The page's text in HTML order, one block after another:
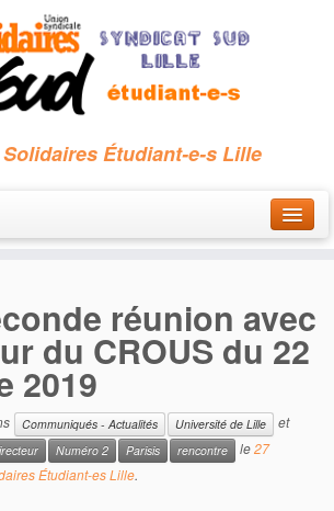
Étudiant-e-s Lille
Qui sommes-nous ?
Nous contacter
réunion avec
du CROUS du 22
2019
Communiqués - Actualités Université de Lille
et
Numéro 2 Parisis rencontre le27
Étudiant-es Lille.